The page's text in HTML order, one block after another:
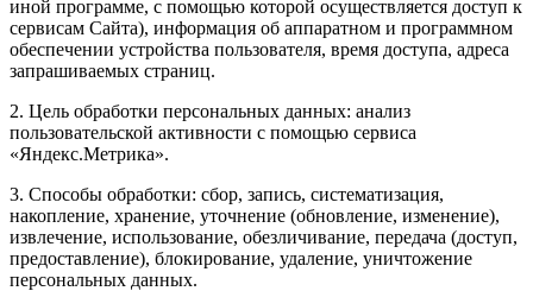
иной программе, с помощью которой осуществляется доступ к
сервисам Сайта), информация об аппаратном и программном
обеспечении устройства пользователя, время доступа, адреса
запрашиваемых страниц.
2. Цель обработки персональных данных: анализ
пользовательской активности с помощью сервиса
«Яндекс.Метрика».
3. Способы обработки: сбор, запись, систематизация,
накопление, хранение, уточнение (обновление, изменение),
извлечение, использование, обезличивание, передача (доступ,
предоставление), блокирование, удаление, уничтожение
персональных данных.